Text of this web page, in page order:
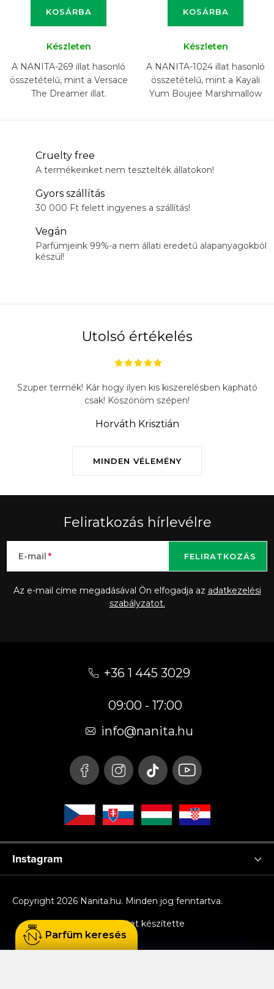
KOSÁRBA
Készleten
A NANITA-269 illat hasonló
összetételű, mint a Versace
The Dreamer illat.
KOSÁRBA
Készleten
A NANITA-1024 illat hasonló
összetételű, mint a Kayali
Yum Boujee Marshmallow
Cruelty free
A termékeinket nem tesztelték állatokon!
Gyors szállítás
30 000 Ft felett ingyenes a szállítás!
Vegán
Parfümjeink 99%-a nem állati eredetű alapanyagokból
készül!
Utolsó értékelés
MINDEN VÉLEMÉNY
Szuper termék! Kár hogy ilyen kis kiszerelésben kapható
csak! Köszönöm szépen!
Horváth Krisztián
Feliratkozás hírlevélre
E-mail
Az e-mail címe megadásával Ön elfogadja az adatkezelési
szabályzatot.
FELIRATKOZÁS
+36 1 445 3029
09:00 - 17:00
info@nanita.hu
Instagram
Shoptet készítette
Copyright 2026 Nanita.hu. Minden jog fenntartva.
Parfüm keresés